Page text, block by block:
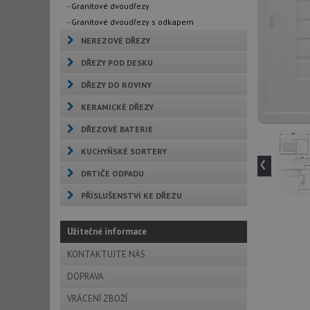
- Granitové dvoudřezy
- Granitové dvoudřezy s odkapem
NEREZOVÉ DŘEZY
DŘEZY POD DESKU
DŘEZY DO ROVINY
KERAMICKÉ DŘEZY
DŘEZOVÉ BATERIE
KUCHYŇSKÉ SORTERY
DRTIČE ODPADU
PŘÍSLUŠENSTVÍ KE DŘEZU
Užitečné informace
KONTAKTUJTE NÁS
DOPRAVA
VRÁCENÍ ZBOŽÍ
‹